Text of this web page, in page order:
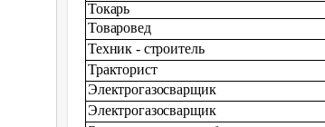
Токарь
Товаровед
Техник - строитель
Тракторист
Электрогазосварщик
Электрогазосварщик